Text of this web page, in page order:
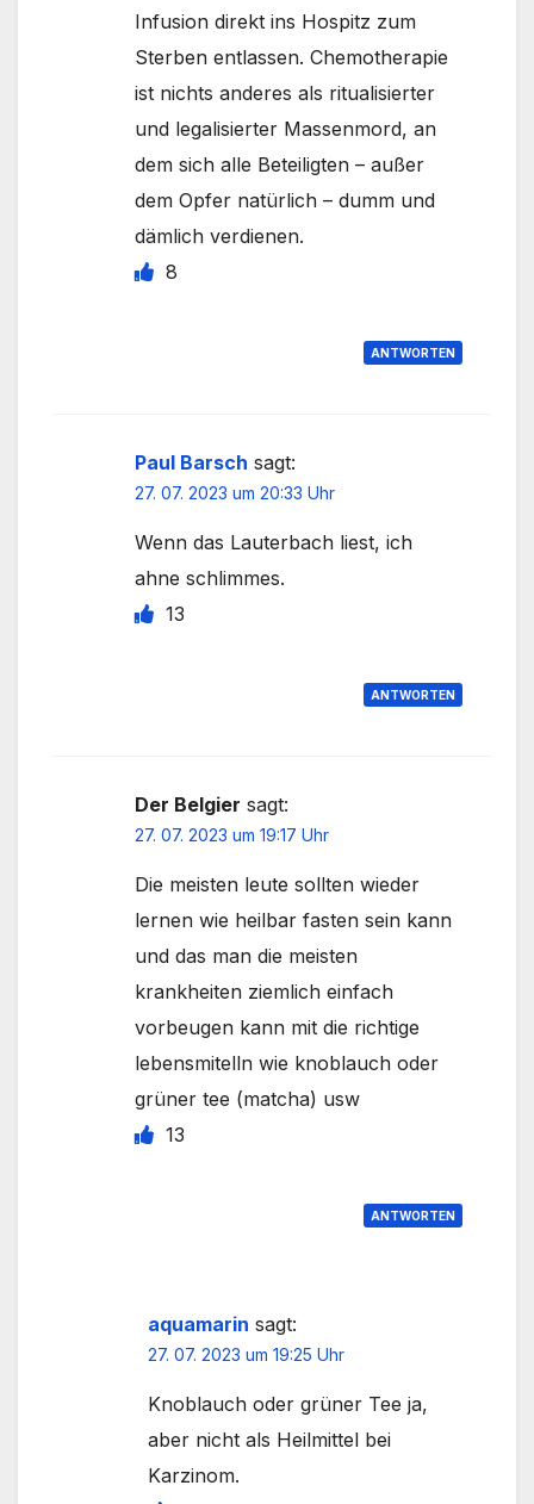
Infusion direkt ins Hospitz zum
Sterben entlassen. Chemotherapie
ist nichts anderes als ritualisierter
und legalisierter Massenmord, an
dem sich alle Beteiligten – außer
dem Opfer natürlich – dumm und
dämlich verdienen.
8
ANTWORTEN
Paul Barsch sagt:
27. 07. 2023 um 20:33 Uhr
Wenn das Lauterbach liest, ich
ahne schlimmes.
13
ANTWORTEN
Der Belgier sagt:
27. 07. 2023 um 19:17 Uhr
Die meisten leute sollten wieder
lernen wie heilbar fasten sein kann
und das man die meisten
krankheiten ziemlich einfach
vorbeugen kann mit die richtige
lebensmitelln wie knoblauch oder
grüner tee (matcha) usw
13
ANTWORTEN
aquamarin sagt:
27. 07. 2023 um 19:25 Uhr
Knoblauch oder grüner Tee ja,
aber nicht als Heilmittel bei
Karzinom.